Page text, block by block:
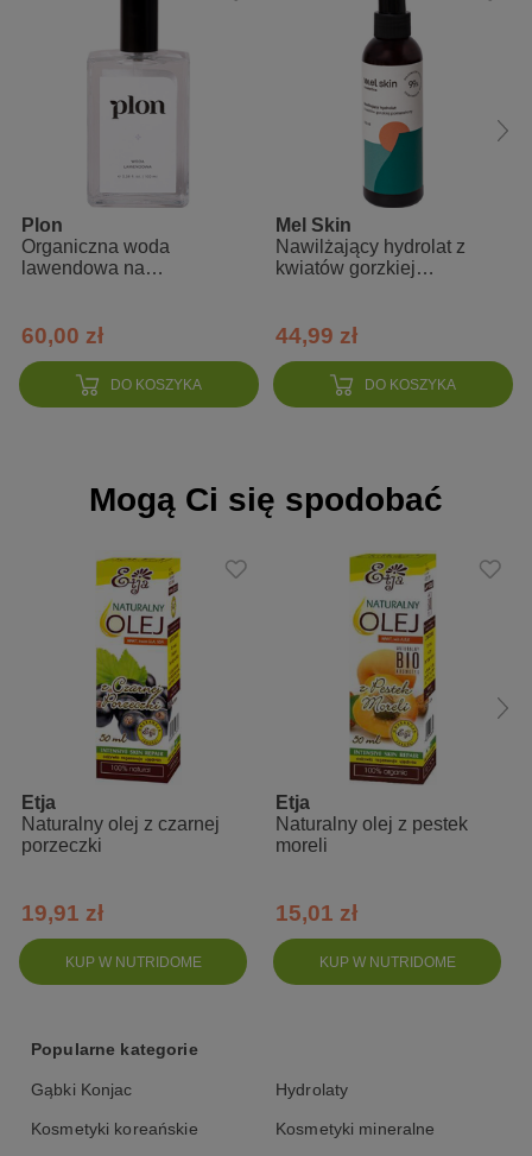
odpowiada za prawidłową gospodarkę hydrolipidową skóry
100% naturalny
nierafinowany
tłoczony na zimno
Sposób użycia
Skład INCI
DO KOSZYKA
Plon
Organiczna woda
lawendowa na
60,00 zł
DO KOSZYKA
Mel Skin
Nawilżający hydrolat z
kwiatów gorzkiej
44,99 zł
Mogą Ci się spodobać
KUP W NUTRIDOME
Etja
Naturalny olej z czarnej
porzeczki
19,91 zł
KUP W NUTRIDOME
Etja
Naturalny olej z pestek
moreli
15,01 zł
Popularne kategorie
Gąbki Konjac Hydrolaty
Kosmetyki koreańskie Kosmetyki mineralne